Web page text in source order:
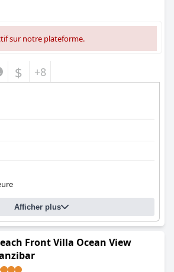
sur notre plateforme.
$ +8
Afficher plus
Front Villa Ocean View